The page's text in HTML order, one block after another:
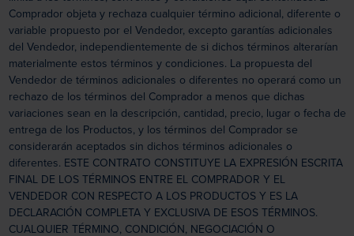
Comprador objeta y rechaza cualquier término adicional, diferente o
variable propuesto por el Vendedor, excepto garantías adicionales
del Vendedor, independientemente de si dichos términos alterarían
materialmente estos términos y condiciones. La propuesta del
Vendedor de términos adicionales o diferentes no operará como un
rechazo de los términos del Comprador a menos que dichas
variaciones sean en la descripción, cantidad, precio, lugar o fecha de
entrega de los Productos, y los términos del Comprador se
considerarán aceptados sin dichos términos adicionales o
diferentes. ESTE CONTRATO CONSTITUYE LA EXPRESIÓN ESCRITA
FINAL DE LOS TÉRMINOS ENTRE EL COMPRADOR Y EL
VENDEDOR CON RESPECTO A LOS PRODUCTOS Y ES LA
DECLARACIÓN COMPLETA Y EXCLUSIVA DE ESOS TÉRMINOS.
CUALQUIER TÉRMINO, CONDICIÓN, NEGOCIACIÓN O